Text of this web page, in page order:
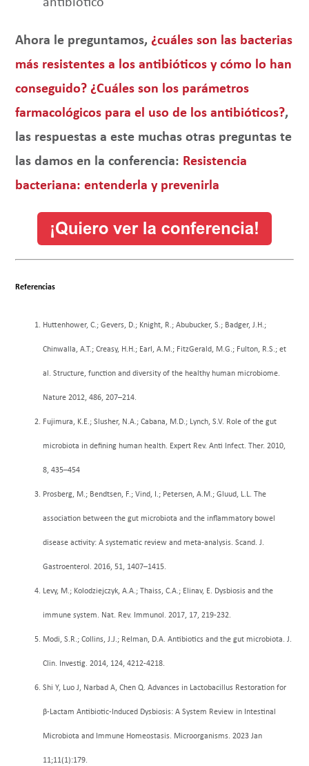
antibiótico
Ahora le preguntamos,¿cuáles son las bacterias
más resistentes a los antibióticos y cómo lo han
conseguido? ¿Cuáles son los parámetros
farmacológicos para el uso de los antibióticos?,
las respuestas a este muchas otras preguntas te
las damos en la conferencia: Resistencia
bacteriana: entenderla y prevenirla
Referencias
Huttenhower, C.; Gevers, D.; Knight, R.; Abubucker, S.; Badger, J.H.;
Chinwalla, A.T.; Creasy, H.H.; Earl, A.M.; FitzGerald, M.G.; Fulton, R.S.; et
al. Structure, function and diversity of the healthy human microbiome.
Nature 2012, 486, 207–214.
Fujimura, K.E.; Slusher, N.A.; Cabana, M.D.; Lynch, S.V. Role of the gut
microbiota in defining human health. Expert Rev. Anti Infect. Ther. 2010,
8, 435–454
Prosberg, M.; Bendtsen, F.; Vind, I.; Petersen, A.M.; Gluud, L.L. The
association between the gut microbiota and the inflammatory bowel
disease activity: A systematic review and meta-analysis. Scand. J.
Gastroenterol. 2016, 51, 1407–1415.
Levy, M.; Kolodziejczyk, A.A.; Thaiss, C.A.; Elinav, E. Dysbiosis and the
immune system. Nat. Rev. Immunol. 2017, 17, 219-232.
Modi, S.R.; Collins, J.J.; Relman, D.A. Antibiotics and the gut microbiota. J.
Clin. Investig. 2014, 124, 4212-4218.
Shi Y, Luo J, Narbad A, Chen Q. Advances in Lactobacillus Restoration for
β-Lactam Antibiotic-Induced Dysbiosis: A System Review in Intestinal
Microbiota and Immune Homeostasis. Microorganisms. 2023 Jan
11;11(1):179.